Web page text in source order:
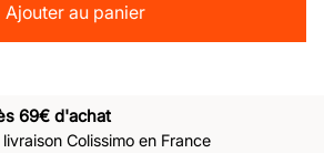
Ajouter au panier
69€ d'achat
Colissimo en France